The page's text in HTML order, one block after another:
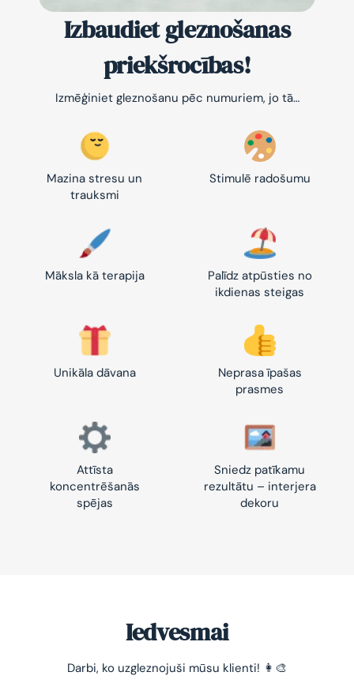
Izbaudiet gleznošanas
priekšrocības!
Izmēģiniet gleznošanu pēc numuriem, jo tā…
Mazina stresu un
trauksmi
Stimulē radošumu
Māksla kā terapija
Palīdz atpūsties no
ikdienas steigas
Unikāla dāvana
Neprasa īpašas
prasmes
Attīsta
koncentrēšanās
spējas
Sniedz patīkamu
rezultātu – interjera
dekoru
Iedvesmai
Darbi, ko uzgleznojuši mūsu klienti! 👩‍🎨
-10% pirmajam pasūtījumam
Vienkāršs veids, kā atslābināties un nomierināt